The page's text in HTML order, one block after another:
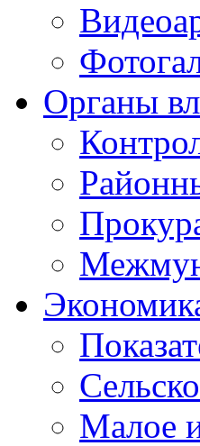
Органы
Малое